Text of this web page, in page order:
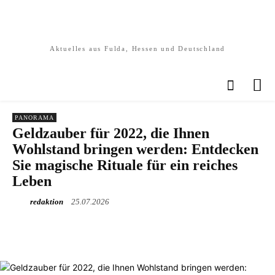
Aktuelles aus Fulda, Hessen und Deutschland
PANORAMA
Geldzauber für 2022, die Ihnen
Wohlstand bringen werden: Entdecken
Sie magische Rituale für ein reiches
Leben
redaktion 25.07.2026